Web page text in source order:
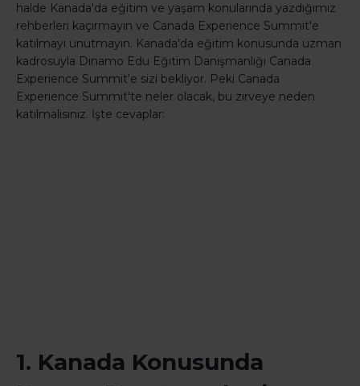
halde Kanada'da eğitim ve yaşam konularında yazdığımız
rehberleri kaçırmayın ve Canada Experience Summit'e
katılmayı unutmayın. Kanada'da eğitim konusunda uzman
kadrosuyla Dinamo Edu Eğitim Danışmanlığı Canada
Experience Summit'e sizi bekliyor. Peki Canada
Experience Summit'te neler olacak, bu zirveye neden
katılmalısınız. İşte cevaplar:
1. Kanada Konusunda